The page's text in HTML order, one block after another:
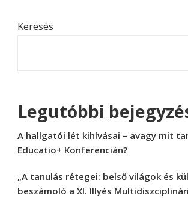
Keresés
Legutóbbi
A hallgatói lét kihívásai – avagy mit
Educatio+ Konferencián?
„A tanulás rétegei: belső világok és
beszámoló a XI. Illyés